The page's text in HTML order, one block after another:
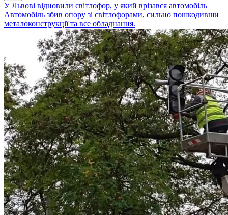
У Львові відновили світлофор, у який врізався автомобіль
Автомобіль збив опору зі світлофорами, сильно пошкодивши
металоконструкції та все обладнання.